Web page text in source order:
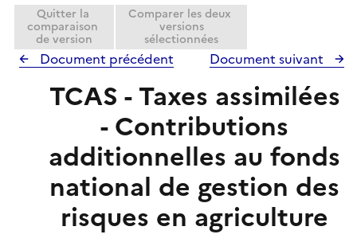
Quitter la
comparaison
de version
Comparer les deux
versions
sélectionnées
Document précédent Document suivant
TCAS - Taxes assimilées
- Contributions
additionnelles au fonds
national de gestion des
risques en agriculture